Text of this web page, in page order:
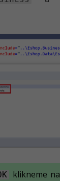
klikneme